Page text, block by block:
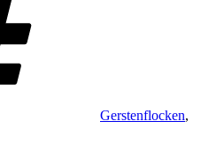
Gerstenflocken,